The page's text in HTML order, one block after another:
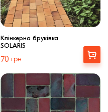
Клінкерна бруківка
SOLARIS
70 грн
Купити